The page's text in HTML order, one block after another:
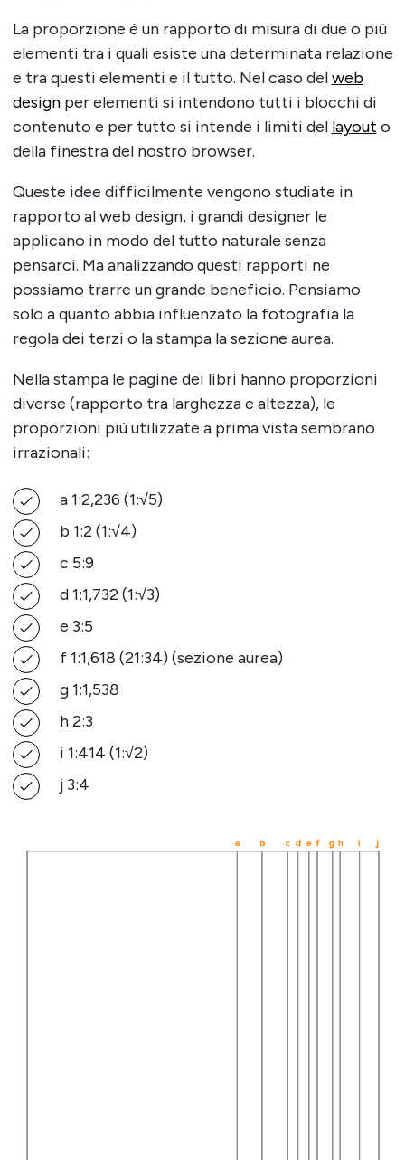
La proporzione è un rapporto di misura di due o più
elementi tra i quali esiste una determinata relazione
e tra questi elementi e il tutto. Nel caso delweb
designper elementi si intendono tutti i blocchi di
contenuto e per tutto si intende i limiti del layout o
della finestra del nostro browser.
Queste idee difficilmente vengono studiate in
rapporto al web design, i grandi designer le
applicano in modo del tutto naturale senza
pensarci. Ma analizzando questi rapporti ne
possiamo trarre un grande beneficio. Pensiamo
solo a quanto abbia influenzato la fotografia la
regola dei terzi o la stampa la sezione aurea.
Nella stampa le pagine dei libri hanno proporzioni
diverse (rapporto tra larghezza e altezza), le
proporzioni più utilizzate a prima vista sembrano
irrazionali:
a 1:2,236 (1:√5)
b 1:2 (1:√4)
c 5:9
d 1:1,732 (1:√3)
e 3:5
f 1:1,618 (21:34) (sezione aurea)
g 1:1,538
h 2:3
i 1:414 (1:√2)
j 3:4